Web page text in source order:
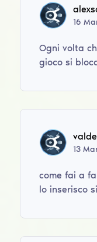
16
Ogni volta
gioco si
13
come fai a
lo inserisco